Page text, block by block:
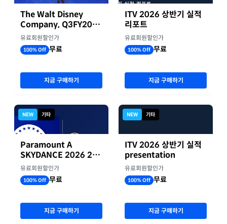
The Walt Disney
Company, Q3FY2026
실적자료
유료회원할인가
100% Off 무료
지금 구매하기
NEW 기타
Paramount A
SKYDANCE 2026 2분
기 실적
유료회원할인가
100% Off 무료
지금 구매하기
ITV 2026 상반기 실적
리포트
유료회원할인가
100% Off 무료
지금 구매하기
NEW 기타
ITV 2026 상반기 실적
presentation
유료회원할인가
100% Off 무료
지금 구매하기